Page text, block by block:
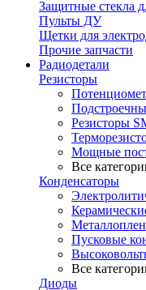
Защитные стекла
Пульты ДУ
Щетки для
Прочие запчасти
Радиодетали
Резисторы
Резисторы
Мощные
Все
Конденсаторы
Пусковые
Все
Диоды